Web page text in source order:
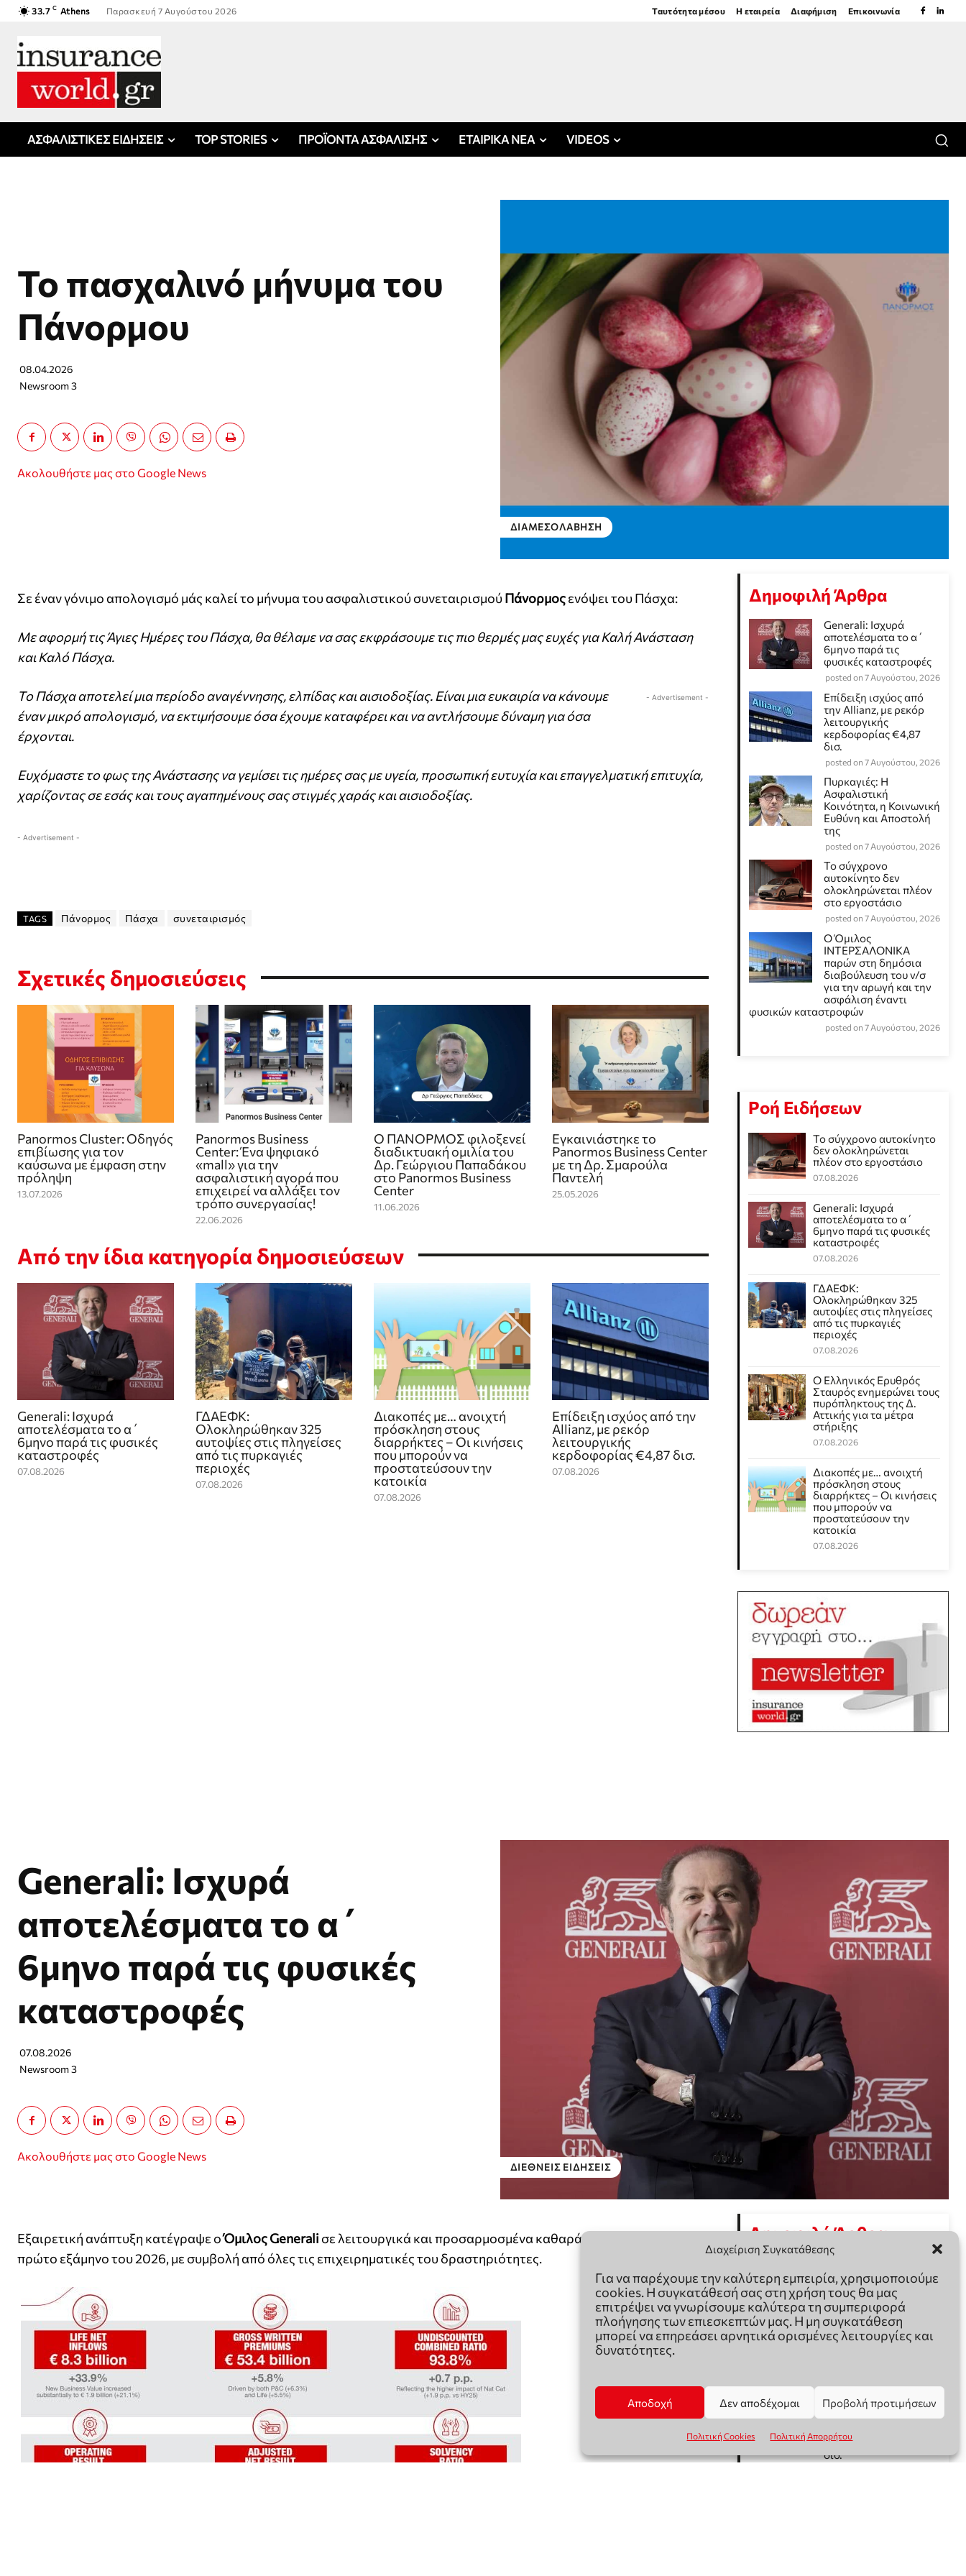
Διαχείριση Συγκατάθεσης
Για να παρέχουμε την καλύτερη εμπειρία, χρησιμοποιούμε
cookies. Η συγκατάθεσή σας στη χρήση τους θα μας
επιτρέψει να γνωρίσουμε καλύτερα τη συμπεριφορά
πλοήγησης των επιεσκεπτών μας. Η μη συγκατάθεση
μπορεί να επηρεάσει αρνητικά ορισμένες λειτουργίες και
δυνατότητες.
Αποδοχή Δεν αποδέχομαι Προβολή προτιμήσεων
Πολιτική Cookies Πολιτική Απορρήτου
33.7 C Athens Παρασκευή 7 Αυγούστου 2026 Ταυτότητα μέσου Η εταιρεία Διαφήμιση Επικοινωνία
ΑΣΦΑΛΙΣΤΙΚΕΣ ΕΙΔΗΣΕΙΣ TOP STORIES ΠΡΟΪΟΝΤΑ ΑΣΦΑΛΙΣΗΣ ΕΤΑΙΡΙΚΑ ΝΕΑ VIDEOS
Το πασχαλινό μήνυμα του
Πάνορμου
08.04.2026
Newsroom 3
Ακολουθήστε μας στο Google News
ΔΙΑΜΕΣΟΛΆΒΗΣΗ
Σε έναν γόνιμο απολογισμό μάς καλεί το μήνυμα του ασφαλιστικού συνεταιρισμούΠάνορμοςενόψει του Πάσχα:
Με αφορμή τις Άγιες Ημέρες του Πάσχα, θα θέλαμε να σας εκφράσουμε τις πιο θερμές μας ευχές για Καλή Ανάσταση
και Καλό Πάσχα.
- Advertisement -
Το Πάσχα αποτελεί μια περίοδο αναγέννησης, ελπίδας και αισιοδοξίας. Είναι μια ευκαιρία να κάνουμε
έναν μικρό απολογισμό, να εκτιμήσουμε όσα έχουμε καταφέρει και να αντλήσουμε δύναμη για όσα
έρχονται.
Ευχόμαστε το φως της Ανάστασης να γεμίσει τις ημέρες σας με υγεία, προσωπική ευτυχία και επαγγελματική επιτυχία,
χαρίζοντας σε εσάς και τους αγαπημένους σας στιγμές χαράς και αισιοδοξίας.
- Advertisement -
TAGS Πάνορμος Πάσχα συνεταιρισμός
Σχετικές δημοσιεύσεις
Panormos Cluster: Οδηγός
επιβίωσης για τον
καύσωνα με έμφαση στην
πρόληψη
13.07.2026
Panormos Business
Center: Ένα ψηφιακό
«mall» για την
ασφαλιστική αγορά που
επιχειρεί να αλλάξει τον
τρόπο συνεργασίας!
22.06.2026
Ο ΠΑΝΟΡΜΟΣ φιλοξενεί
διαδικτυακή ομιλία του
Δρ. Γεώργιου Παπαδάκου
στο Panormos Business
Center
11.06.2026
Εγκαινιάστηκε το
Panormos Business Center
με τη Δρ. Σμαρούλα
Παντελή
25.05.2026
Από την ίδια κατηγορία δημοσιεύσεων
Generali: Ισχυρά
αποτελέσματα το α΄
6μηνο παρά τις φυσικές
καταστροφές
07.08.2026
ΓΔΑΕΦΚ:
Ολοκληρώθηκαν 325
αυτοψίες στις πληγείσες
από τις πυρκαγιές
περιοχές
07.08.2026
Διακοπές με… ανοιχτή
πρόσκληση στους
διαρρήκτες – Οι κινήσεις
που μπορούν να
προστατεύσουν την
κατοικία
07.08.2026
Επίδειξη ισχύος από την
Allianz, με ρεκόρ
λειτουργικής
κερδοφορίας €4,87 δισ.
07.08.2026
Δημοφιλή Άρθρα
Generali: Ισχυρά
αποτελέσματα το α΄
6μηνο παρά τις
φυσικές καταστροφές
posted on 7 Αυγούστου, 2026
Επίδειξη ισχύος από
την Allianz, με ρεκόρ
λειτουργικής
κερδοφορίας €4,87
δισ.
posted on 7 Αυγούστου, 2026
Πυρκαγιές: Η
Ασφαλιστική
Κοινότητα, η Κοινωνική
Ευθύνη και Αποστολή
της
posted on 7 Αυγούστου, 2026
Το σύγχρονο
αυτοκίνητο δεν
ολοκληρώνεται πλέον
στο εργοστάσιο
posted on 7 Αυγούστου, 2026
Ο Όμιλος
ΙΝΤΕΡΣΑΛΟΝΙΚΑ
παρών στη δημόσια
διαβούλευση του ν/σ
για την αρωγή και την
ασφάλιση έναντι
φυσικών καταστροφών
posted on 7 Αυγούστου, 2026
Ροή Ειδήσεων
Το σύγχρονο αυτοκίνητο
δεν ολοκληρώνεται
πλέον στο εργοστάσιο
07.08.2026
Generali: Ισχυρά
αποτελέσματα το α΄
6μηνο παρά τις φυσικές
καταστροφές
07.08.2026
ΓΔΑΕΦΚ:
Ολοκληρώθηκαν 325
αυτοψίες στις πληγείσες
από τις πυρκαγιές
περιοχές
07.08.2026
Ο Ελληνικός Ερυθρός
Σταυρός ενημερώνει τους
πυρόπληκτους της Δ.
Αττικής για τα μέτρα
στήριξης
07.08.2026
Διακοπές με… ανοιχτή
πρόσκληση στους
διαρρήκτες – Οι κινήσεις
που μπορούν να
προστατεύσουν την
κατοικία
07.08.2026